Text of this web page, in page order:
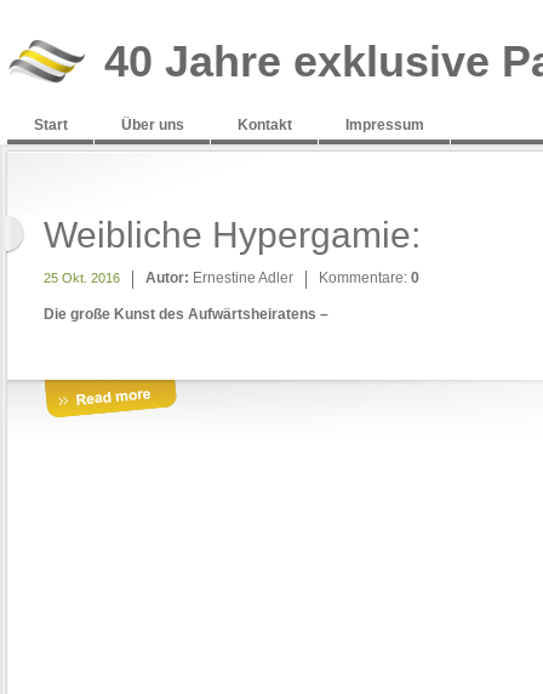
40 Jahre exklusive
Start Über uns Kontakt Impressum
Weibliche Hypergamie:
25 Okt. 2016 Autor: Ernestine Adler Kommentare: 0
Die große Kunst des Aufwärtsheiratens –